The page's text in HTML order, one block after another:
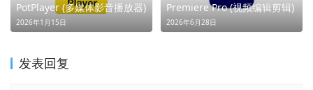
PotPlayer (多媒体影音播放器)
2026年1月15日
Premiere Pro (视频编辑剪辑)
2026年6月28日
发表回复